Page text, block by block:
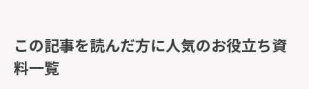
この記事を読んだ方に人気のお役立ち資
料一覧